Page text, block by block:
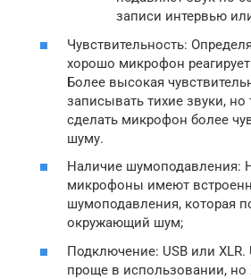
записи интервью
Чувствительность:
хорошо микрофон
Более высокая
записывать тихие звуки,
сделать микрофон более
шуму.
Наличие шумоподавления:
микрофоны имеют
шумоподавления, которая
окружающий шум;
Подключение: USB или
проще в использовании,